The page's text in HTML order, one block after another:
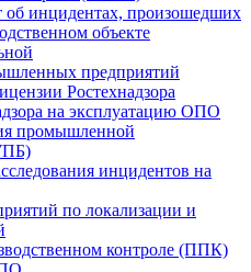
об инцидентах, произошедших
объекте
предприятий
Ростехнадзора
на эксплуатацию ОПО
промышленной
инцидентов на
по локализации и
контроле (ППК)